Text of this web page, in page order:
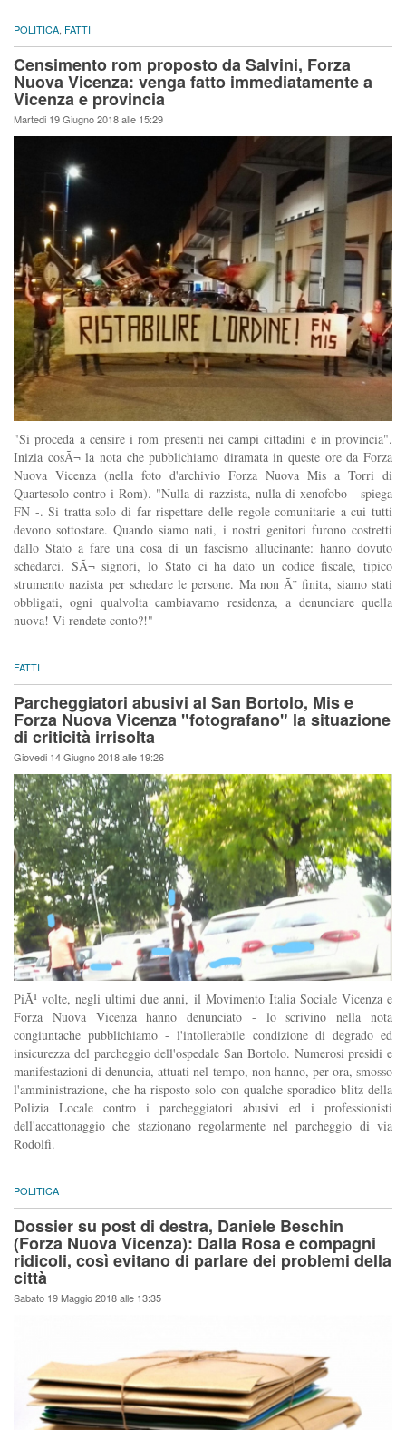
POLITICA FATTI
Censimento rom proposto da Salvini, Forza
Nuova Vicenza: venga fatto immediatamente a
Vicenza e provincia
Martedi 19 Giugno 2018 alle 15:29
"Si proceda a censire i rom presenti nei campi cittadini e in provincia".
Inizia cosÃ¬ la nota che pubblichiamo diramata in queste ore da Forza
Nuova Vicenza (nella foto d'archivio Forza Nuova Mis a Torri di
Quartesolo contro i Rom). "Nulla di razzista, nulla di xenofobo - spiega
FN -. Si tratta solo di far rispettare delle regole comunitarie a cui tutti
devono sottostare. Quando siamo nati, i nostri genitori furono costretti
dallo Stato a fare una cosa di un fascismo allucinante: hanno dovuto
schedarci. SÃ¬ signori, lo Stato ci ha dato un codice fiscale, tipico
strumento nazista per schedare le persone. Ma non Ã¨ finita, siamo stati
obbligati, ogni qualvolta cambiavamo residenza, a denunciare quella
nuova! Vi rendete conto?!"
FATTI
Parcheggiatori abusivi al San Bortolo, Mis e
Forza Nuova Vicenza "fotografano" la situazione
di criticità irrisolta
Giovedi 14 Giugno 2018 alle 19:26
PiÃ¹ volte, negli ultimi due anni, il Movimento Italia Sociale Vicenza e
Forza Nuova Vicenza hanno denunciato - lo scrivino nella nota
congiuntache pubblichiamo - l'intollerabile condizione di degrado ed
insicurezza del parcheggio dell'ospedale San Bortolo. Numerosi presidi e
manifestazioni di denuncia, attuati nel tempo, non hanno, per ora, smosso
l'amministrazione, che ha risposto solo con qualche sporadico blitz della
Polizia Locale contro i parcheggiatori abusivi ed i professionisti
dell'accattonaggio che stazionano regolarmente nel parcheggio di via
Rodolfi.
POLITICA
Dossier su post di destra, Daniele Beschin
(Forza Nuova Vicenza): Dalla Rosa e compagni
ridicoli, così evitano di parlare dei problemi della
città
Sabato 19 Maggio 2018 alle 13:35